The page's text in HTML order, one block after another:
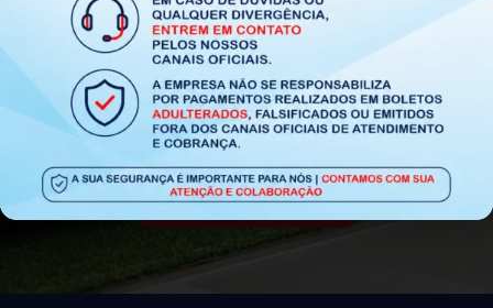
Fale com os nossos vendedores e
consulte nosso catálogo
Tapetes direto da fábrica, com entrega para
todo o Brasil e atendimento especializado.
Encomendar Agora